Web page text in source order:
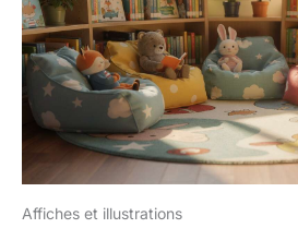
Affiches et illustrations